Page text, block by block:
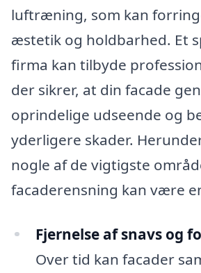
luftræning, som kan
æstetik og holdbarhed. Et
firma kan tilbyde
der sikrer, at din facade
oprindelige udseende og
yderligere skader.
nogle af de vigtigste
facaderensning kan være
Fjernelse af snavs og
Over tid kan facader